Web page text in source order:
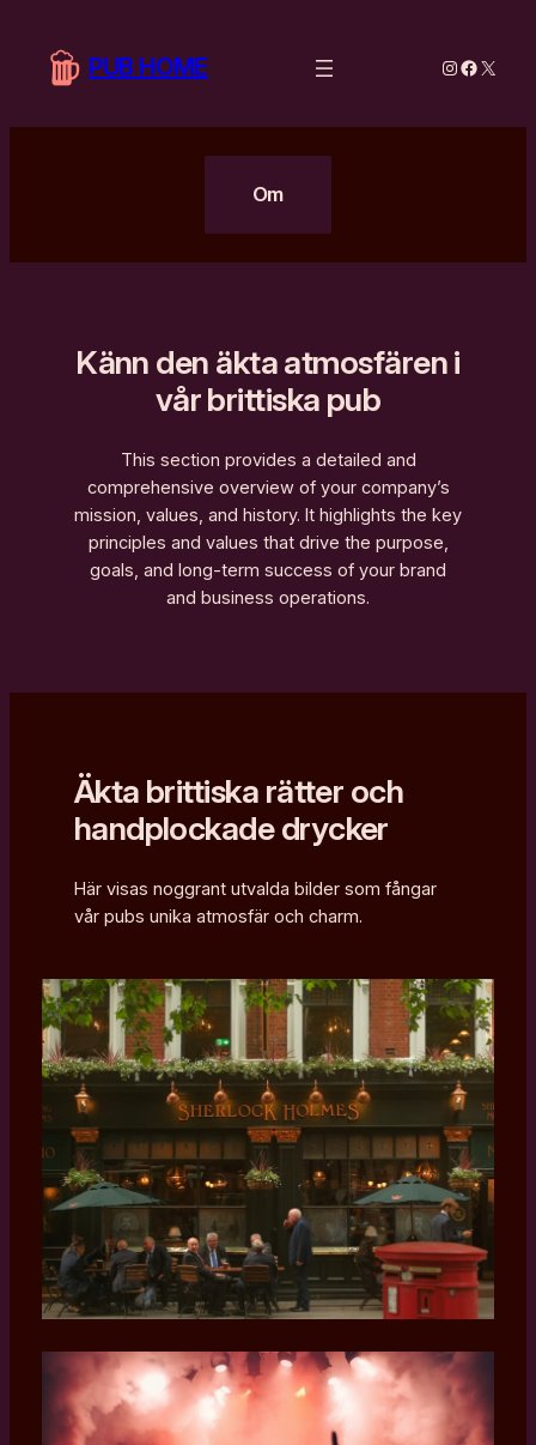
innehåll
PUB HOME Instagram
X
Om
Känn den äkta atmosfären i
vår brittiska pub
This section provides a detailed and
comprehensive overview of your company’s
mission, values, and history. It highlights the key
principles and values that drive the purpose,
goals, and long-term success of your brand
and business operations.
Äkta brittiska rätter och
handplockade drycker
Här visas noggrant utvalda bilder som fångar
vår pubs unika atmosfär och charm.